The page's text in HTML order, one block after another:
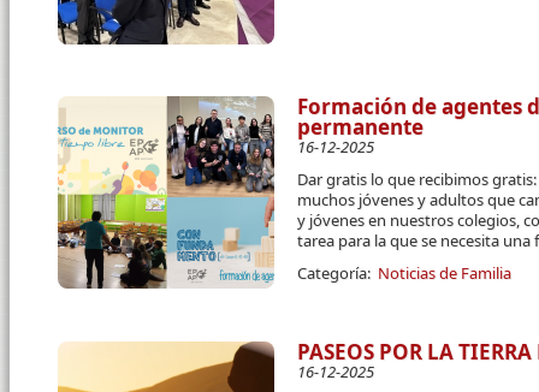
Formación de agentes
permanente
16-12-2025
Dar gratis lo que recibimos
muchos jóvenes y adultos que
y jóvenes en nuestros colegios,
tarea para la que se necesita una
Categoría: Noticias de Familia
PASEOS POR LA
16-12-2025